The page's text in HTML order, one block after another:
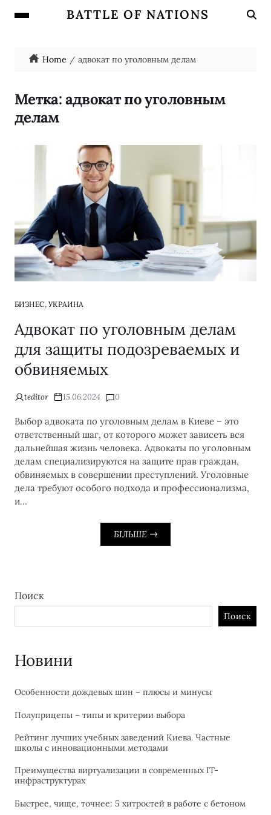
BATTLE OF NATIONS
Home адвокат по уголовным делам
Метка:адвокат по уголовным
делам
БИЗНЕС, УКРАИНА
Адвокат по уголовным делам
для защиты подозреваемых и
обвиняемых
teditor 15.06.2024 0
Выбор адвоката по уголовным делам в Киеве – это
ответственный шаг, от которого может зависеть вся
дальнейшая жизнь человека. Адвокаты по уголовным
делам специализируются на защите прав граждан,
обвиняемых в совершении преступлений. Уголовные
дела требуют особого подхода и профессионализма,
и…
БІЛЬШЕ
Поиск
Поиск
Новини
Особенности дождевых шин – плюсы и минусы
Полуприцепы – типы и критерии выбора
Рейтинг лучших учебных заведений Киева. Частные
школы с инновационными методами
Преимущества виртуализации в современных IT-
инфраструктурах
Быстрее, чище, точнее: 5 хитростей в работе с бетоном